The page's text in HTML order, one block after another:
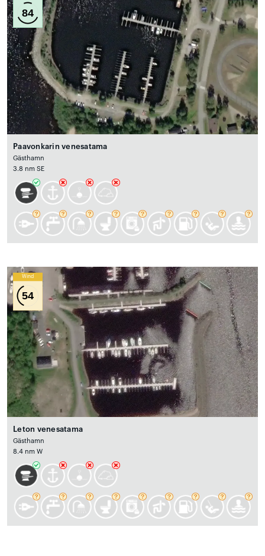
84
Paavonkarin venesatama
Gästhamn
3.8 nm SE
Wind
54
Leton venesatama
Gästhamn
8.4 nm W